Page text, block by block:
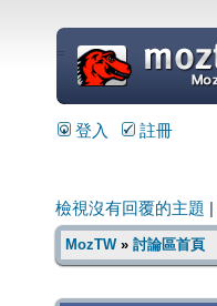
=
登入 註冊
檢視沒有回覆的主題
MozTW» 討論區首頁